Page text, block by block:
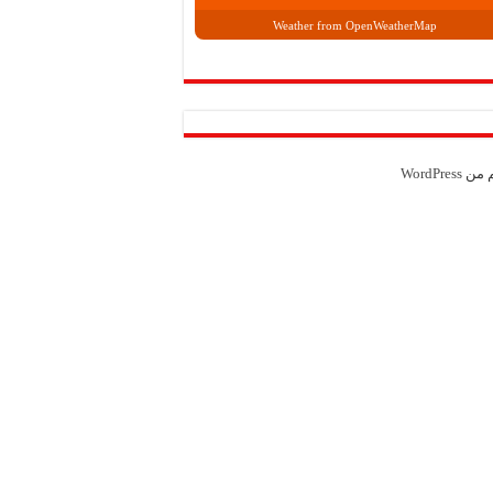
Weather from OpenWeatherMap
من WordPress